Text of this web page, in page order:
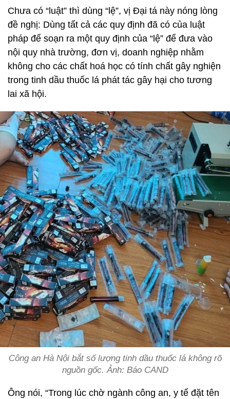
Chưa có “luật” thì dùng “lệ”, vị Đại tá này nóng lòng
đề nghị: Dùng tất cả các quy định đã có của luật
pháp để soạn ra một quy định của “lệ” để đưa vào
nội quy nhà trường, đơn vị, doanh nghiệp nhằm
không cho các chất hoá học có tính chất gây nghiện
trong tinh dầu thuốc lá phát tác gây hại cho tương
lai xã hội.
Công an Hà Nội bắt số lượng tinh dầu thuốc lá không rõ
nguồn gốc. Ảnh: Báo CAND
Ông nói, “Trong lúc chờ ngành công an, y tế đặt tên